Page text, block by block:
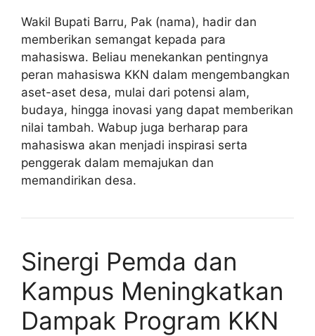
Wakil Bupati Barru, Pak (nama), hadir dan
memberikan semangat kepada para
mahasiswa. Beliau menekankan pentingnya
peran mahasiswa KKN dalam mengembangkan
aset-aset desa, mulai dari potensi alam,
budaya, hingga inovasi yang dapat memberikan
nilai tambah. Wabup juga berharap para
mahasiswa akan menjadi inspirasi serta
penggerak dalam memajukan dan
memandirikan desa.
Sinergi Pemda dan
Kampus Meningkatkan
Dampak Program KKN